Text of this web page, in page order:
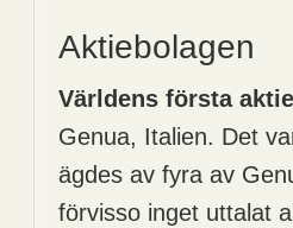
Aktiebolagen
Världens första
Genua, Italien. Det
ägdes av fyra av
förvisso inget uttalat